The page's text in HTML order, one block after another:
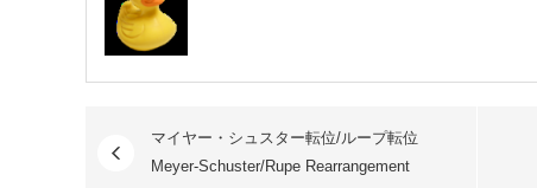
マイヤー・シュスター転位/ループ転位
Meyer-Schuster/Rupe Rearrangement